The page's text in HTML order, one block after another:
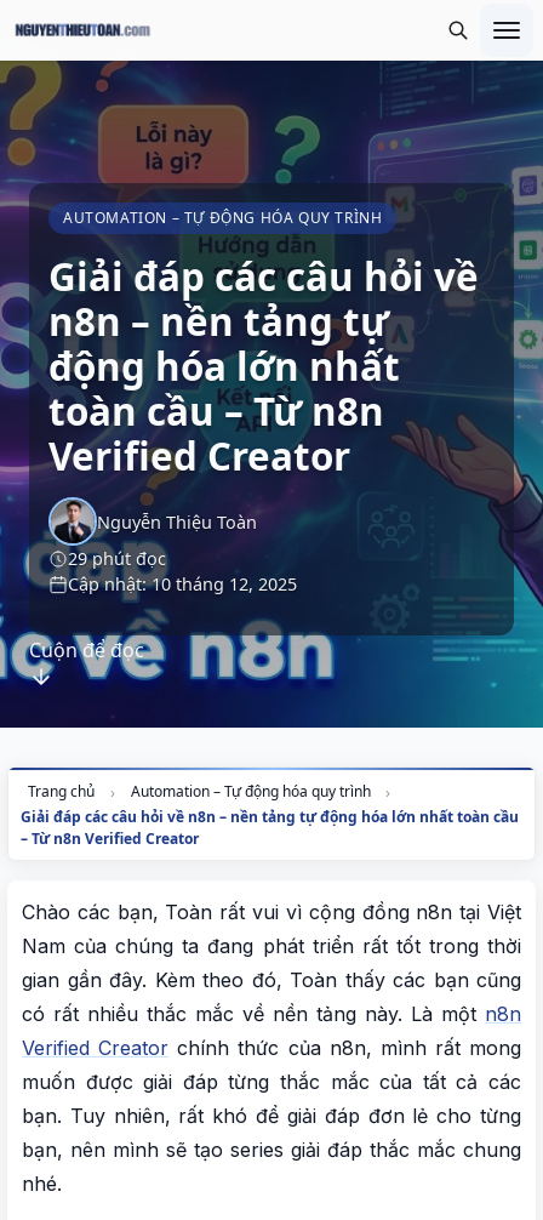
AUTOMATION – TỰ ĐỘNG HÓA QUY TRÌNH
Giải đáp các câu hỏi về
n8n – nền tảng tự
động hóa lớn nhất
toàn cầu – Từ n8n
Verified Creator
Nguyễn Thiệu Toàn
29 phút đọc
Cập nhật: 10 tháng 12, 2025
Cuộn để đọc
Trang chủ
Automation – Tự động hóa quy trình
Giải đáp các câu hỏi về n8n – nền tảng tự động hóa lớn nhất toàn cầu
– Từ n8n Verified Creator
Chào các bạn, Toàn rất vui vì cộng đồng n8n tại Việt
Nam của chúng ta đang phát triển rất tốt trong thời
gian gần đây. Kèm theo đó, Toàn thấy các bạn cũng
có rất nhiều thắc mắc về nền tảng này. Là một n8n
Verified Creator chính thức của n8n, mình rất mong
muốn được giải đáp từng thắc mắc của tất cả các
bạn. Tuy nhiên, rất khó để giải đáp đơn lẻ cho từng
bạn, nên mình sẽ tạo series giải đáp thắc mắc chung
nhé.